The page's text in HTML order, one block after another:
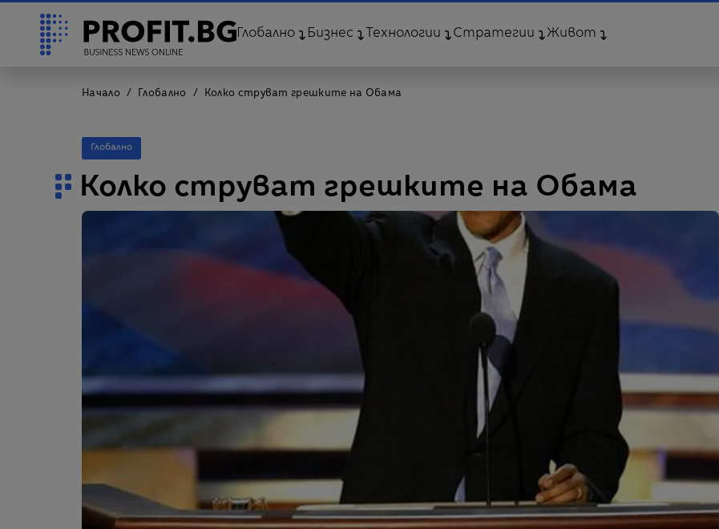
Глобално Бизнес Технологии Стратегии Живот
Начало Глобално Колко струват грешките на Обама
Глобално
Колко струват грешките на Обама